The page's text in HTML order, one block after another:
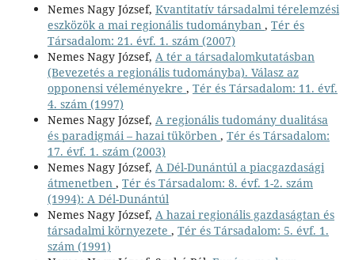
Nemes Nagy József, Kvantitatív társadalmi térelemzési
eszközök a mai regionális tudományban , Tér és
Társadalom: 21. évf. 1. szám (2007)
Nemes Nagy József, A tér a társadalomkutatásban
(Bevezetés a regionális tudományba). Válasz az
opponensi véleményekre , Tér és Társadalom: 11. évf.
4. szám (1997)
Nemes Nagy József, A regionális tudomány dualitása
és paradigmái – hazai tükörben , Tér és Társadalom:
17. évf. 1. szám (2003)
Nemes Nagy József, A Dél-Dunántúl a piacgazdasági
átmenetben , Tér és Társadalom: 8. évf. 1-2. szám
(1994): A Dél-Dunántúl
Nemes Nagy József, A hazai regionális gazdaságtan és
társadalmi környezete , Tér és Társadalom: 5. évf. 1.
szám (1991)